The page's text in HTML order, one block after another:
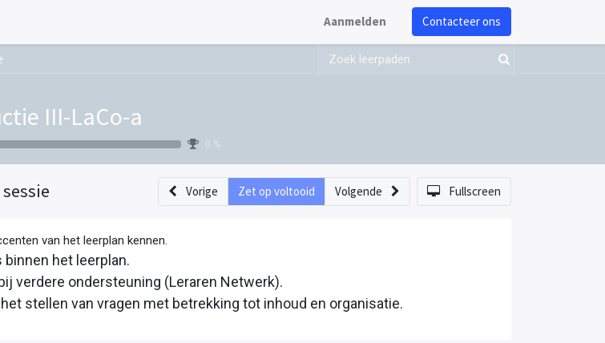
Aanmelden Contacteer ons
III-LaCo-a
0 %
Vorige Zet op voltooid Volgende Fullscreen
van het leerplan kennen.
het leerplan.
verdere ondersteuning (Leraren Netwerk).
stellen van vragen met betrekking tot inhoud en organisatie.